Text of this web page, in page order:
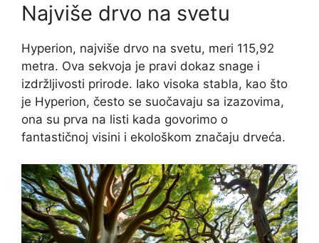
Najviše drvo na svetu
Hyperion, najviše drvo na svetu, meri 115,92
metra. Ova sekvoja je pravi dokaz snage i
izdržljivosti prirode. Iako visoka stabla, kao što
je Hyperion, često se suočavaju sa izazovima,
ona su prva na listi kada govorimo o
fantastičnoj visini i ekološkom značaju drveća.